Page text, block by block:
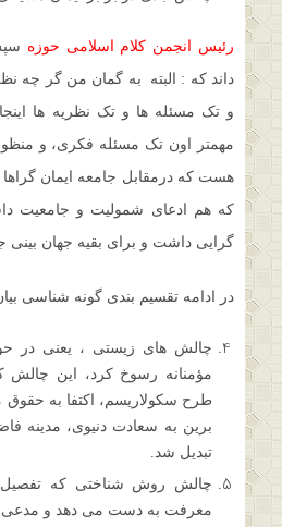
رئیس انجمن کلام اسلامی حوزه
داند که : البته به گمان من گر چه
و تک مسئله ها و تک نظریه ها
مهمتر اون تک مسئله فکری، و
هست که درمقابل جامعه ایمان
که هم ادعای شمولیت و جامعیت
گرایی داشت و برای بقیه جهان
در ادامه تقسیم بندی گونه شناسی
چالش های زیستی ، یعنی در
مؤمنانه رسوخ کرد، این
طرح سکولاریسم، اکتفا به حقوق
برین به سعادت دنیوی، مدینه
تبدیل شد.
چالش روش شناختی که تفصیل
معرفت به دست می دهد و